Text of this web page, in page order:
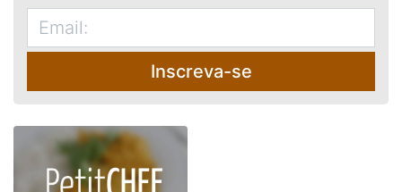
Inscreva-se